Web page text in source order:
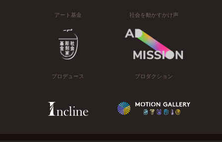
アート基金 社会を動かすかけ声
プロデュース プロダクション